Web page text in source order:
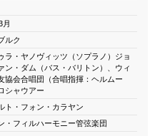
月
ルク
ラ・ヤノヴィッツ（ソプラノ）ジョ
ン・ダム（バス・バリトン）、ウィ
協会合唱団（合唱指揮：ヘルムー
シャウアー
ト・フォン・カラヤン
・フィルハーモニー管弦楽団